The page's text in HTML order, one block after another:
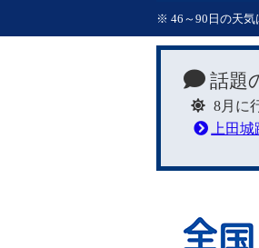
※ 46～90日の天気
話題
8月に
上田城